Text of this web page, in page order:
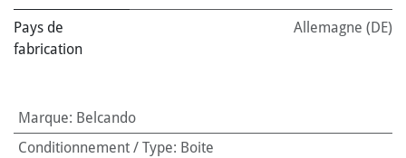
Pays de
fabrication
Allemagne (DE)
Marque: Belcando
Conditionnement / Type: Boite